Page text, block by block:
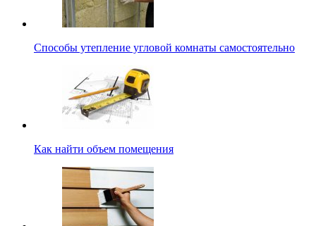
Способы утепление угловой комнаты самостоятельно
Как найти объем помещения